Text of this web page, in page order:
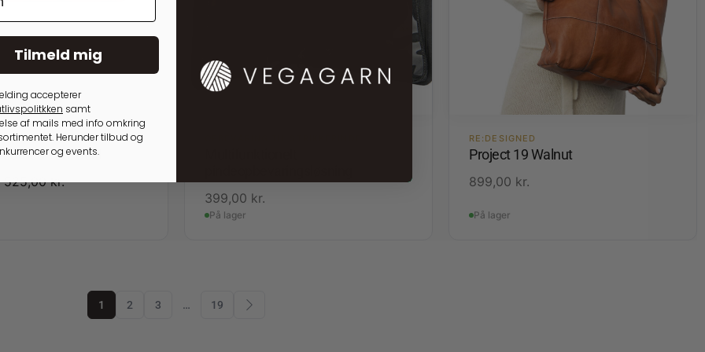
Burned Tan/Gold
525,00kr.
399,00 kr.
På lager
RE:DESIGNED
Project 19 Walnut
899,00 kr.
På lager
1 2 3 … 19
Tilmeld mig
accepterer
samt
af mails med info omkring
Herunder tilbud og
og events.